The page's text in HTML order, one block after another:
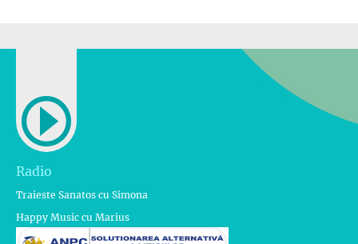
Radio
Traieste Sanatos cu Simona
Happy Music cu Marius